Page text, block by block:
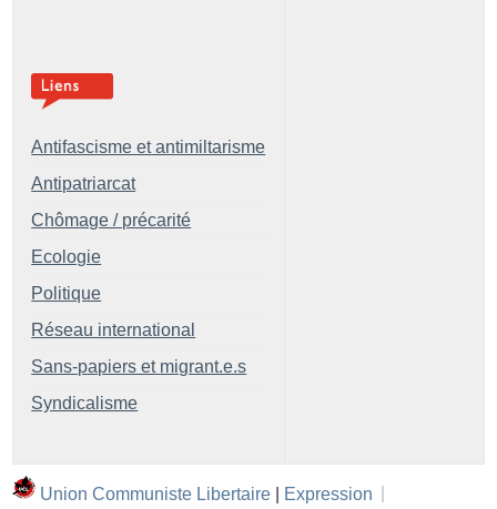
Antifascisme et antimiltarisme
Antipatriarcat
Chômage / précarité
Ecologie
Politique
Réseau international
Sans-papiers et migrant.e.s
Syndicalisme
Union Communiste Libertaire | Expression